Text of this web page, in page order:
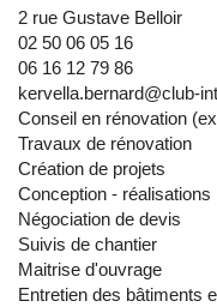
2 rue Gustave Belloir
02 50 06 05 16
06 16 12 79 86
kervella.bernard@club-
Conseil en rénovation
Travaux de rénovation
Création de projets
Conception - réalisations
Négociation de devis
Suivis de chantier
Maitrise d'ouvrage
Entretien des bâtiments